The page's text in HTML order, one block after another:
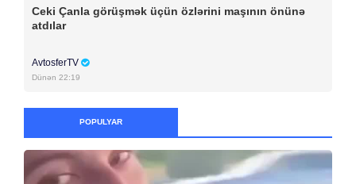
Ceki Çanla görüşmək üçün özlərini maşının önünə
atdılar
AvtosferTV
Dünən 22:19
POPULYAR